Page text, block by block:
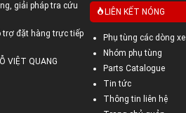
giải pháp tra cứu
đặt hàng trực tiếp
VIỆT QUANG
LIÊN KẾT NÓNG
Phụ tùng các dòng xe
Nhóm phụ tùng
Parts Catalogue
Tin tức
Thông tin liên hệ